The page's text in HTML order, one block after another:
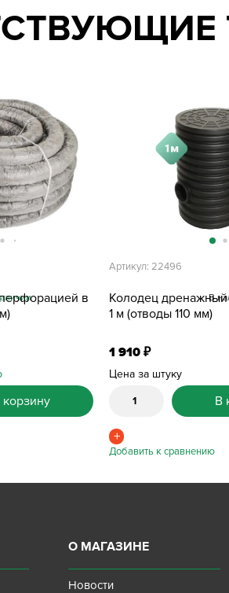
в
корзину
Колодец дренажный
1 м (отводы 110 мм)
Артикул: 22496
В
1 910 ₽
Цена за штуку
В
О МАГАЗИНЕ
Новости